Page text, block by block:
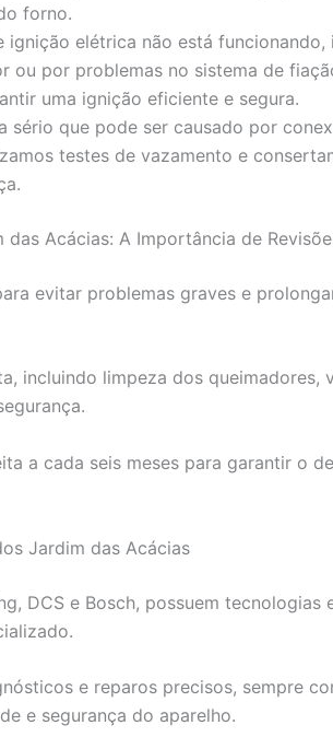
forno.
ignição elétrica não está funcionando,
ou por problemas no sistema de
uma ignição eficiente e segura.
sério que pode ser causado por
testes de vazamento e
Acácias: A Importância de
evitar problemas graves e
incluindo limpeza dos queimadores,
a cada seis meses para garantir o
Jardim das Acácias
DCS e Bosch, possuem tecnologias
e reparos precisos, sempre
e segurança do aparelho.